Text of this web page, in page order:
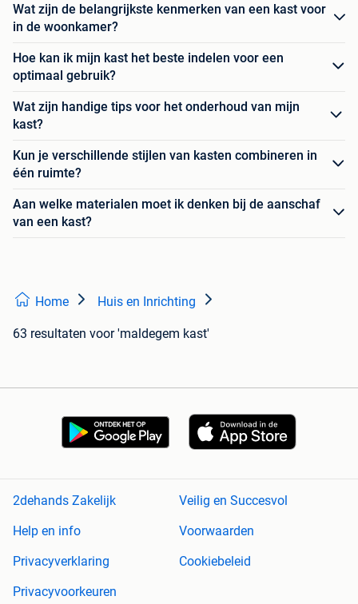
Wat zijn de belangrijkste kenmerken van een kast voor
in de woonkamer?
Hoe kan ik mijn kast het beste indelen voor een
optimaal gebruik?
Wat zijn handige tips voor het onderhoud van mijn
kast?
Kun je verschillende stijlen van kasten combineren in
één ruimte?
Aan welke materialen moet ik denken bij de aanschaf
van een kast?
Home Huis en Inrichting
63 resultaten voor 'maldegem kast'
2dehands Zakelijk
Veilig en Succesvol
Help en info
Voorwaarden
Privacyverklaring
Cookiebeleid
Privacyvoorkeuren